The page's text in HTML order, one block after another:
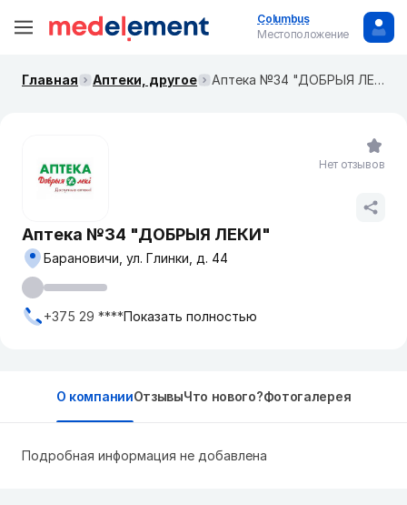
Columbus
Местоположение
Главная Аптеки, другое Аптека №34 "ДОБРЫЯ ЛЕКИ"
Аптека №34 "ДОБРЫЯ ЛЕКИ"
Барановичи, ул. Глинки, д. 44
+375 29 ****Показать полностью
Нет отзывов
О компанииОтзывыЧто нового?Фотогалерея
Подробная информация не добавлена